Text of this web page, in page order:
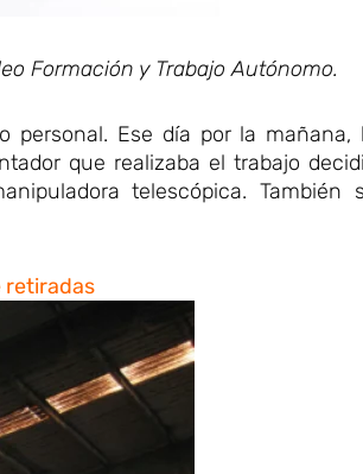
Formación y Trabajo Autónomo.
personal. Ese día por la mañana,
que realizaba el trabajo
telescópica. También
retiradas